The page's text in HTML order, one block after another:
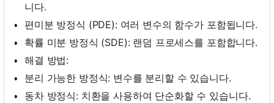
니다.
편미분 방정식 (PDE): 여러 변수의 함수가 포함됩니다.
확률 미분 방정식 (SDE): 랜덤 프로세스를 포함합니다.
해결 방법:
분리 가능한 방정식: 변수를 분리할 수 있습니다.
동차 방정식: 치환을 사용하여 단순화할 수 있습니다.